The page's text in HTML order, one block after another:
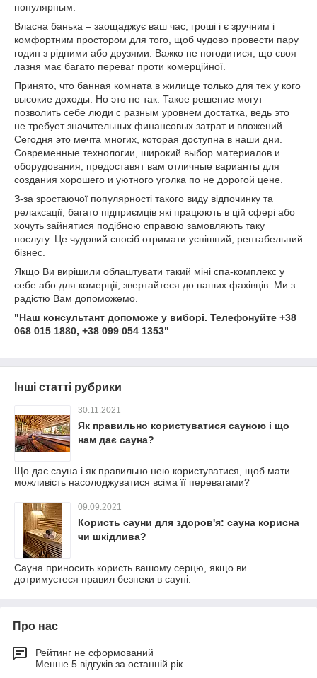
популярным.
Власна банька – заощаджує ваш час, гроші і є зручним і
комфортним простором для того, щоб чудово провести пару
годин з рідними або друзями. Важко не погодитися, що своя
лазня має багато переваг проти комерційної.
Принято, что банная комната в жилище только для тех у кого
высокие доходы. Но это не так. Такое решение могут
позволить себе люди с разным уровнем достатка, ведь это
не требует значительных финансовых затрат и вложений.
Сегодня это мечта многих, которая доступна в наши дни.
Современные технологии, широкий выбор материалов и
оборудования, предоставят вам отличные варианты для
создания хорошего и уютного уголка по не дорогой цене.
З-за зростаючої популярності такого виду відпочинку та
релаксації, багато підприємців які працюють в цій сфері або
хочуть зайнятися подібною справою замовляють таку
послугу. Це чудовий спосіб отримати успішний, рентабельний
бізнес.
Якщо Ви вирішили облаштувати такий міні спа-комплекс у
себе або для комерції, звертайтеся до наших фахівців. Ми з
радістю Вам допоможемо.
"Наш консультант допоможе у виборі. Телефонуйте +38
068 015 1880, +38 099 054 1353"
Інші статті рубрики
30.11.2021
Як правильно користуватися сауною і що
нам дає сауна?
Що дає сауна і як правильно нею користуватися, щоб мати
можливість насолоджуватися всіма її перевагами?
09.09.2021
Користь сауни для здоров'я: сауна корисна
чи шкідлива?
Сауна приносить користь вашому серцю, якщо ви
дотримуєтеся правил безпеки в сауні.
Про нас
Рейтинг не сформований
Менше 5 відгуків за останній рік